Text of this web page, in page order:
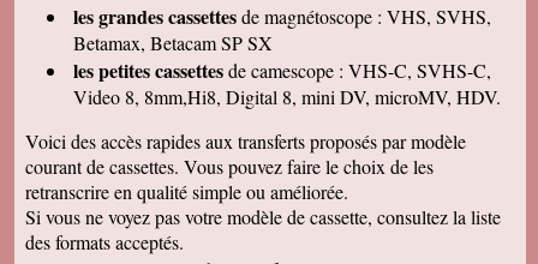
Merci beaucoup et félicitations pour le suivi de
vos clients. Je ne manquerai pas de vous
contacter pour vous donner des nouvelles.
Cordialement
Chantal S
beau souvenir de mes parents merci beaucoup
tres cordialement
Jean V
Toutes mes felicitations. Tout est parfait :
accueil, suivi, traitement et résultat de mes
transferts de cassettes vhs. Merci merci ! A très
les grandes cassettesde magnétoscope : VHS, SVHS,
Betamax, Betacam SP SX
les petites cassettesde camescope : VHS-C, SVHS-C,
Video 8, 8mm,Hi8, Digital 8, mini DV, microMV, HDV.
Voici des accès rapides aux transferts proposés par modèle
courant de cassettes. Vous pouvez faire le choix de les
retranscrire en qualité simple ou améliorée.
Si vous ne voyez pas votre modèle de cassette, consultez la liste
des formats acceptés.